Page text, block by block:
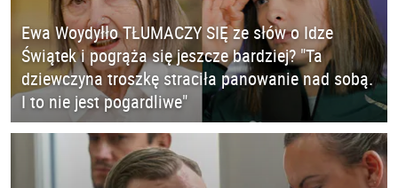
Ewa Woydyłło TŁUMACZY SIĘ ze słów o Idze
Świątek i pogrąża się jeszcze bardziej? "Ta
dziewczyna troszkę straciła panowanie nad sobą.
I to nie jest pogardliwe"